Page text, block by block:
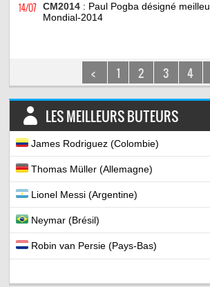
14/07 CM2014 : Paul Pogba désigné
Mondial-2014
< 1 2 3 4
LES MEILLEURS BUTEURS
James Rodriguez (Colombie)
Thomas Müller (Allemagne)
Lionel Messi (Argentine)
Neymar (Brésil)
Robin van Persie (Pays-Bas)